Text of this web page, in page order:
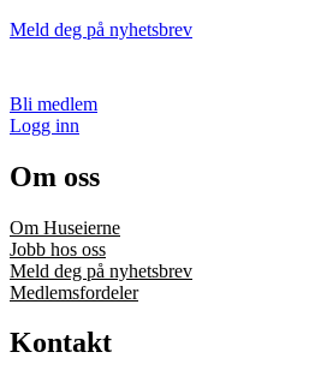
Meld deg på nyhetsbrev
Bli medlem
Logg inn
Om oss
Om Huseierne
Jobb hos oss
Meld deg på nyhetsbrev
Medlemsfordeler
Kontakt